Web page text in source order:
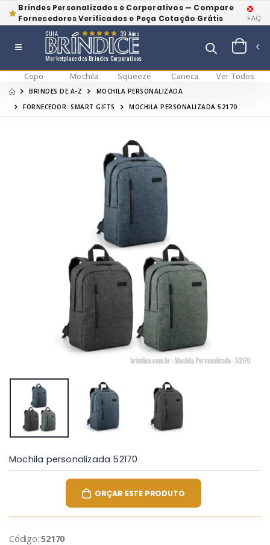
Brindes Personalizados e Corporativos — Compare
Fornecedores Verificados e Peça Cotação Grátis
FAQ
Marketplace dos Brindes Corporativos
GUIA 39 Anos
Copo Mochila Squeeze Caneca Ver Todos
BRINDES DE A-Z
MOCHILA PERSONALIZADA
FORNECEDOR: SMART GIFTS
MOCHILA PERSONALIZADA 52170
Mochila personalizada 52170
ORÇAR ESTE PRODUTO
Código:52170